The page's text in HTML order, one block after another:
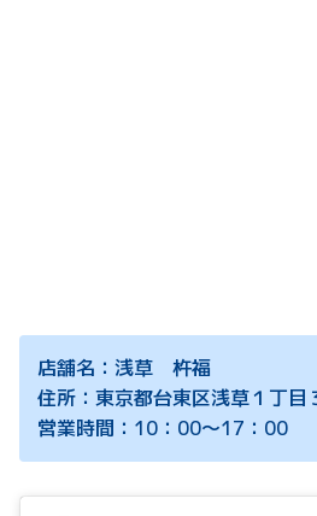
店舗名：浅草 杵福
住所：東京都台東区浅草１丁目
営業時間：10：00～17：00